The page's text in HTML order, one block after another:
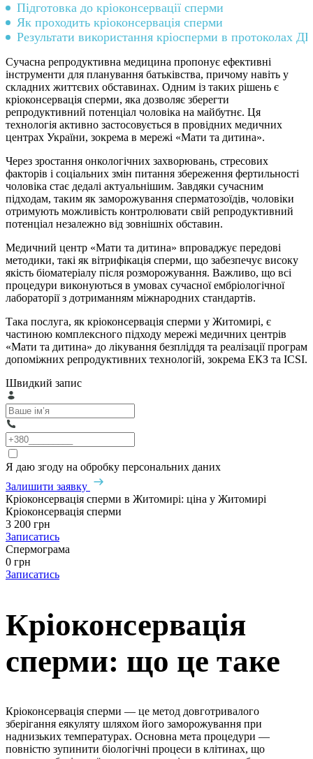
Підготовка до кріоконсервації сперми
Як проходить кріоконсервація сперми
Результати використання кріосперми в протоколах
Сучасна репродуктивна медицина пропонує ефективні
інструменти для планування батьківства, причому навіть у
складних життєвих обставинах. Одним із таких рішень є
кріоконсервація сперми, яка дозволяє зберегти
репродуктивний потенціал чоловіка на майбутнє. Ця
технологія активно застосовується в провідних медичних
центрах України, зокрема в мережі «Мати та дитина».
Через зростання онкологічних захворювань, стресових
факторів і соціальних змін питання збереження фертильності
чоловіка стає дедалі актуальнішим. Завдяки сучасним
підходам, таким як заморожування сперматозоїдів, чоловіки
отримують можливість контролювати свій репродуктивний
потенціал незалежно від зовнішніх обставин.
Медичний центр «Мати та дитина» впроваджує передові
методики, такі як вітрифікація сперми, що забезпечує високу
якість біоматеріалу після розморожування. Важливо, що всі
процедури виконуються в умовах сучасної ембріологічної
лабораторії з дотриманням міжнародних стандартів.
Така послуга, як кріоконсервація сперми у Житомирі, є
частиною комплексного підходу мережі медичних центрів
«Мати та дитина» до лікування безпліддя та реалізації програм
допоміжних репродуктивних технологій, зокрема ЕКЗ та ICSI.
Швидкий запис
Я даю згоду на обробку персональних даних
Залишити заявку
Кріоконсервація сперми в Житомирі: ціна у Житомирі
Кріоконсервація сперми
3 200 грн
Записатись
Спермограма
0 грн
Записатись
Кріоконсервація
сперми: що це таке
Кріоконсервація сперми — це метод довготривалого
зберігання еякуляту шляхом його заморожування при
наднизьких температурах. Основна мета процедури —
повністю зупинити біологічні процеси в клітинах, що